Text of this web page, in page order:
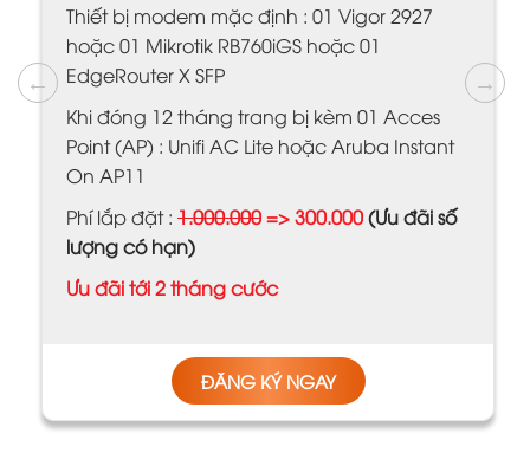
Thiết bị modem mặc định : 01 Vigor 2927
hoặc 01 Mikrotik RB760iGS hoặc 01
EdgeRouter X SFP
Khi đóng 12 tháng trang bị kèm 01 Acces
Point (AP) : Unifi AC Lite hoặc Aruba Instant
On AP11
Phí lắp đặt : 1.000.000=> 300.000(Ưu đãi số
lượng có hạn)
Ưu đãi tới 2 tháng cước
ĐĂNG KÝ NGAY